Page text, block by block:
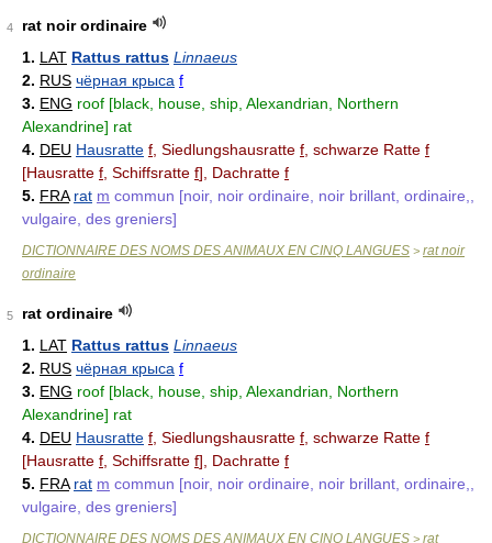
4
rat noir ordinaire
1. LAT Rattus rattus Linnaeus
2. RUS чёрная крыса f
3. ENG roof [black, house, ship, Alexandrian, Northern
Alexandrine] rat
4. DEU Hausratte f , Siedlungshausratte f , schwarze Ratte f
[Hausratte f , Schiffsratte f], Dachratte f
5. FRA rat m commun [noir, noir ordinaire, noir brillant, ordinaire,,
vulgaire, des greniers]
DICTIONNAIRE DES NOMS DES ANIMAUX EN CINQ LANGUES > rat noir
ordinaire
5
rat ordinaire
1. LAT Rattus rattus Linnaeus
2. RUS чёрная крыса f
3. ENG roof [black, house, ship, Alexandrian, Northern
Alexandrine] rat
4. DEU Hausratte f , Siedlungshausratte f , schwarze Ratte f
[Hausratte f , Schiffsratte f], Dachratte f
5. FRA rat m commun [noir, noir ordinaire, noir brillant, ordinaire,,
vulgaire, des greniers]
DICTIONNAIRE DES NOMS DES ANIMAUX EN CINQ LANGUES > rat